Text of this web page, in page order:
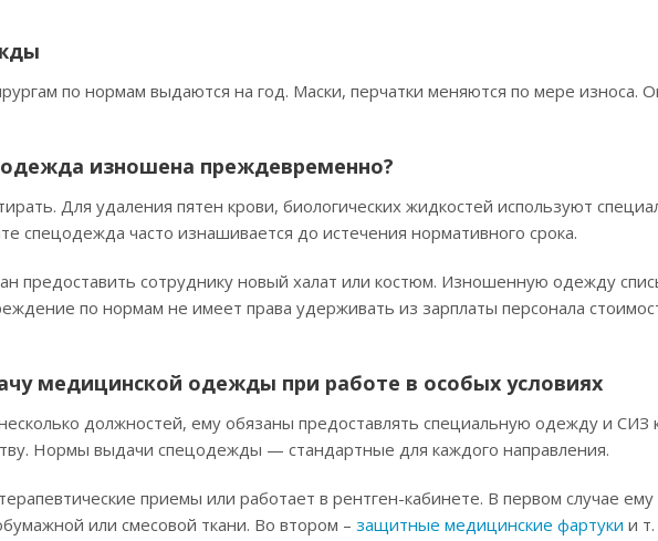
по нормам выдаются на год. Маски, перчатки меняются по мере износа.
изношена преждевременно?
Для удаления пятен крови, биологических жидкостей используют
спецодежда часто изнашивается до истечения нормативного срока.
предоставить сотруднику новый халат или костюм. Изношенную одежду
по нормам не имеет права удерживать из зарплаты персонала
медицинской одежды при работе в особых условиях
должностей, ему обязаны предоставлять специальную одежду и СИЗ
Нормы выдачи спецодежды — стандартные для каждого направления.
приемы или работает в рентген-кабинете. В первом случае ему
или смесовой ткани. Во втором – защитные медицинские фартуки и